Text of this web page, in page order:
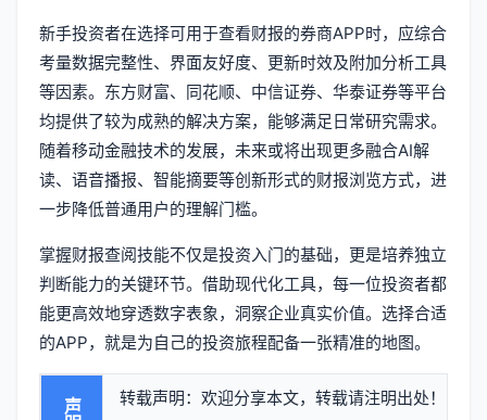
新手投资者在选择可用于查看财报的券商APP时，应综合
考量数据完整性、界面友好度、更新时效及附加分析工具
等因素。东方财富、同花顺、中信证券、华泰证券等平台
均提供了较为成熟的解决方案，能够满足日常研究需求。
随着移动金融技术的发展，未来或将出现更多融合AI解
读、语音播报、智能摘要等创新形式的财报浏览方式，进
一步降低普通用户的理解门槛。
掌握财报查阅技能不仅是投资入门的基础，更是培养独立
判断能力的关键环节。借助现代化工具，每一位投资者都
能更高效地穿透数字表象，洞察企业真实价值。选择合适
的APP，就是为自己的投资旅程配备一张精准的地图。
转载声明：欢迎分享本文，转载请注明出处！